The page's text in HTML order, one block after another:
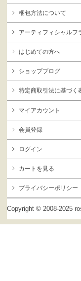
梱包方法について
アーティフィシャルフ
はじめての方へ
ショップブログ
特定商取引法に基づく
マイアカウント
会員登録
ログイン
カートを見る
プライバシーポリシー
Copyright © 2008-2025